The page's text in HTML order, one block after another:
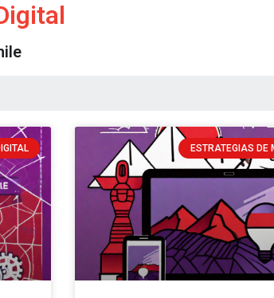
ESTRATEGIAS DE